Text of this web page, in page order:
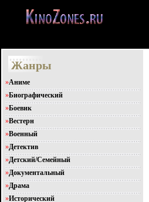
Жанры
»Аниме
»Биографический
»Боевик
»Вестерн
»Военный
»Детектив
»Детский/Семейный
»Документальный
»Драма
»Исторический